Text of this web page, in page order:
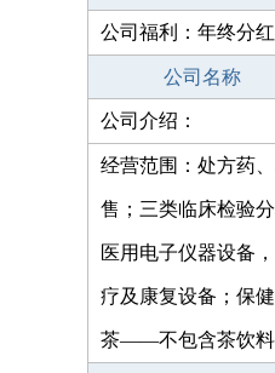
公司福利：年终分红
公司名称
公司介绍：
经营范围：处方药
售；三类临床检验
医用电子仪器设备
疗及康复设备；保
茶——不包含茶饮料